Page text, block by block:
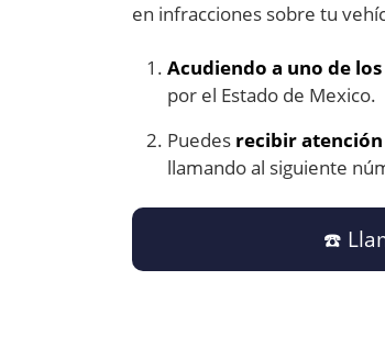
en infracciones sobre tu
Acudiendo a uno de
por el Estado de Mexico.
Puedes recibir
llamando al siguiente
☎️​